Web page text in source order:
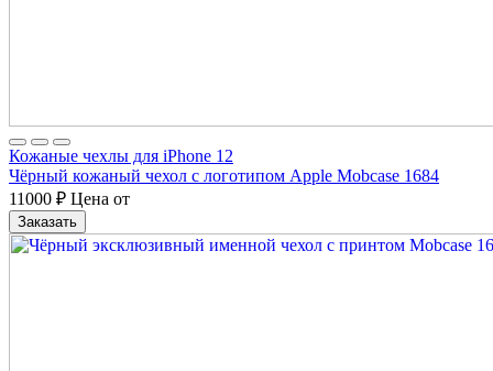
Кожаные чехлы для iPhone 12
Чёрный кожаный чехол с логотипом Apple Mobcase 1684
11000 ₽ Цена от
Заказать